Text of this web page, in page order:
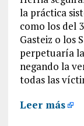
la práctica
como los del
Gasteiz o los
perpetuaría
negando la
todas las
Leer más